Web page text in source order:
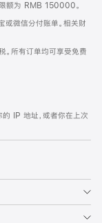
额为 RMB 150000。
或微信分付账单。相关财
。所有订单均可享受免费
IP 地址，或者你在上次